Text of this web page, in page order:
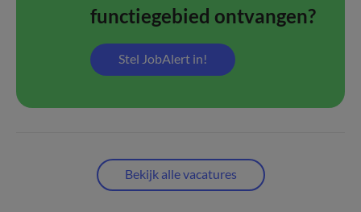
functiegebied ontvangen?
Stel JobAlert in!
Bekijk alle vacatures